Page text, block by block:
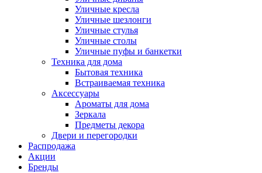
Уличные кресла
Уличные шезлонги
Уличные стулья
Уличные столы
Уличные пуфы и банкетки
Техника для дома
Бытовая техника
Встраиваемая техника
Аксессуары
Ароматы для дома
Зеркала
Предметы декора
Двери и перегородки
Распродажа
Акции
Бренды